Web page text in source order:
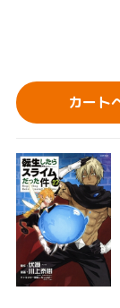
カート